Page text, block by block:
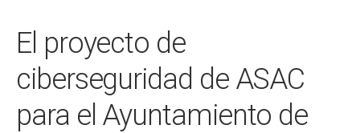
El proyecto de
ciberseguridad de ASAC
para el Ayuntamiento de